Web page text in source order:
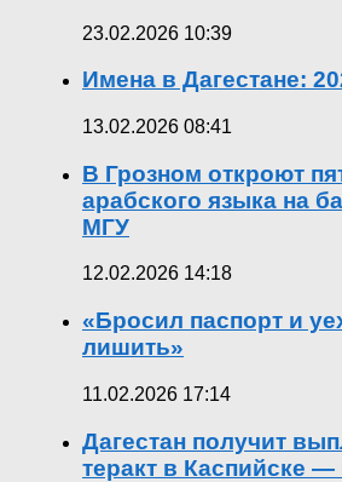
23.02.2026 10:39
Имена в Дагестане:
13.02.2026 08:41
В Грозном откроют
арабского языка на
МГУ
12.02.2026 14:18
«Бросил паспорт и
лишить»
11.02.2026 17:14
Дагестан получит
теракт в Каспийске